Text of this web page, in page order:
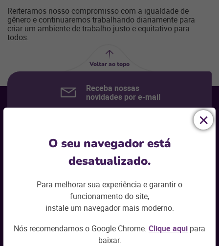
Reiteramos nosso compromisso com a igualdade de
gênero e continuaremos trabalhando diariamente para
criar um ambiente de trabalho justo e equitativo para
todos.
O seu navegador está
desatualizado.
Para melhorar sua experiência e garantir o
funcionamento do site,
instale um navegador mais moderno.
Nós recomendamos o Google Chrome. Clique aqui para
baixar.
Voltar ao topo
Receba nossas
novidades por e-mail
Seu segmento*
Aviso de Privacidade